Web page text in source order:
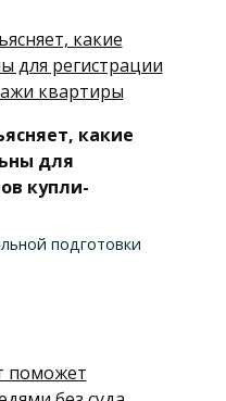
какие
для
купли-
подготовки